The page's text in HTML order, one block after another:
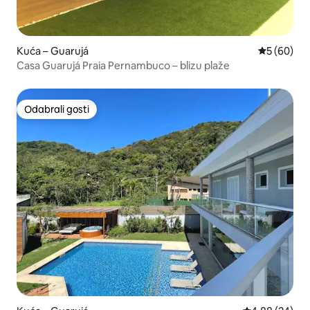
Kuća – Guarujá Prosječna
5 (60)
Casa Guarujá Praia Pernambuco – blizu plaže
Odabrali gosti
Odabrali gosti